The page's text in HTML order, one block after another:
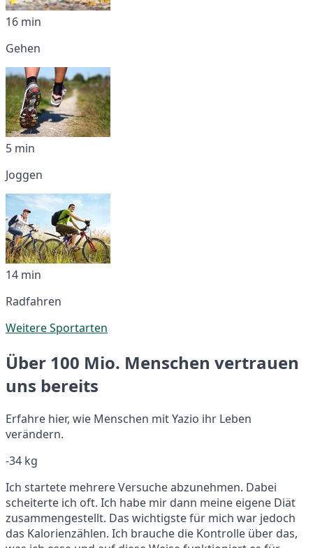
16 min
Gehen
5 min
Joggen
14 min
Radfahren
Weitere Sportarten
Über 100 Mio. Menschen vertrauen
uns bereits
Erfahre hier, wie Menschen mit Yazio ihr Leben
verändern.
-34 kg
Ich startete mehrere Versuche abzunehmen. Dabei
scheiterte ich oft. Ich habe mir dann meine eigene Diät
zusammengestellt. Das wichtigste für mich war jedoch
das Kalorienzählen. Ich brauche die Kontrolle über das,